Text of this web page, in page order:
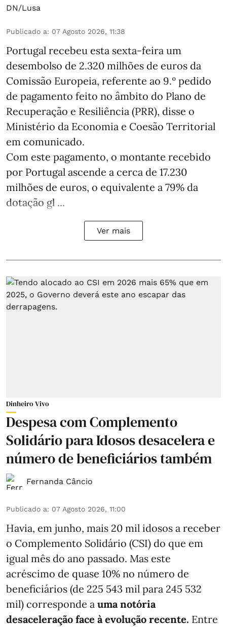
DN/Lusa
Publicado a: 07 Agosto 2026, 11:38
Portugal recebeu esta sexta-feira um
desembolso de 2.320 milhões de euros da
Comissão Europeia, referente ao 9.º pedido
de pagamento feito no âmbito do Plano de
Recuperação e Resiliência (PRR), disse o
Ministério da Economia e Coesão Territorial
em comunicado.
Com este pagamento, o montante recebido
por Portugal ascende a cerca de 17.230
milhões de euros, o equivalente a 79% da
dotação gl ...
Ver mais
Dinheiro Vivo
Despesa com Complemento
Solidário para Idosos desacelera e
número de beneficiários também
Fernanda Câncio
Publicado a: 07 Agosto 2026, 11:00
Havia, em junho, mais 20 mil idosos a receber
o Complemento Solidário (CSI) do que em
igual mês do ano passado. Mas este
acréscimo de quase 10% no número de
beneficiários (de 225 543 mil para 245 532
mil) corresponde a uma notória
desaceleração face à evolução recente. Entre